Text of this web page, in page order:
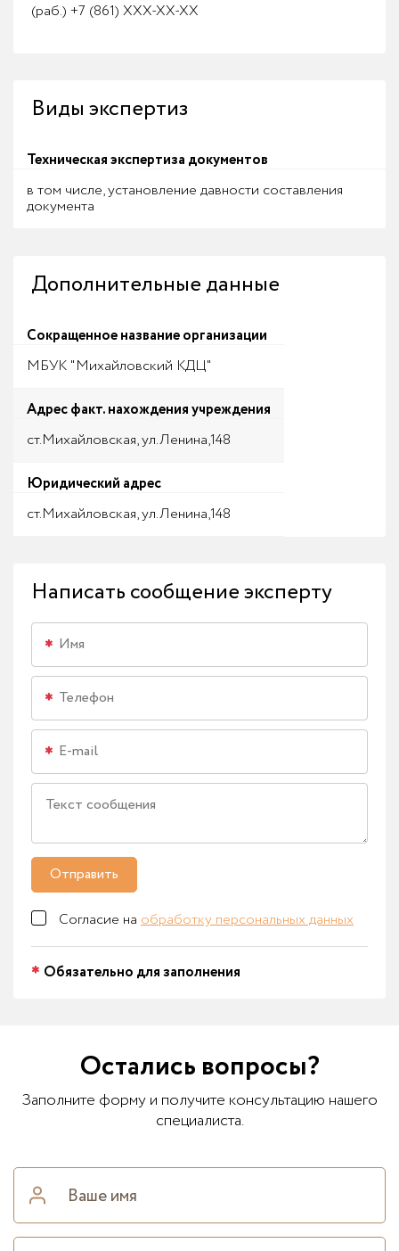
(раб.) +7 (861) XXX-XX-XX
Виды экспертиз
Техническая экспертиза документов
в том числе, установление давности составления
документа
Дополнительные данные
Сокращенное название организации
МБУК "Михайловский КДЦ"
Адрес факт. нахождения учреждения
ст.Михайловская, ул.Ленина,148
Юридический адрес
ст.Михайловская, ул.Ленина,148
Написать сообщение эксперту
Отправить
Согласие на обработку персональных данных
Обязательно для заполнения
Остались вопросы?
Заполните форму и получите консультацию нашего
специалиста.